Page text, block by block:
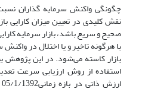
چگونگی واکنش سرمایه گذاران
نقش کلیدی در تعیین میزان کارایی
صحیح و سریع باشد، بازار سرمایه
با هرگونه تاخیر و یا اختلال در
بازار کاسته می‌‏شود. در این پژوهش
استفاده از روش ارزیابی سرعت